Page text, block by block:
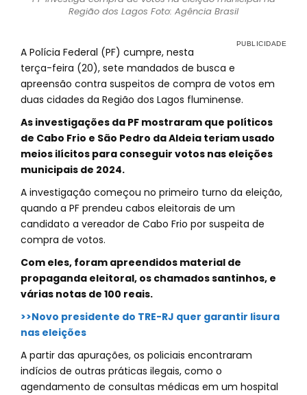
Região dos Lagos Foto: Agência Brasil
A Polícia Federal (PF) cumpre, nesta
terça-feira (20), sete mandados de busca e
apreensão contra suspeitos de compra de votos em
duas cidades da Região dos Lagos fluminense.
As investigações da PF mostraram que políticos
de Cabo Frio e São Pedro da Aldeia teriam usado
meios ilícitos para conseguir votos nas eleições
municipais de 2024.
A investigação começou no primeiro turno da eleição,
quando a PF prendeu cabos eleitorais de um
candidato a vereador de Cabo Frio por suspeita de
compra de votos.
Com eles, foram apreendidos material de
propaganda eleitoral, os chamados santinhos, e
várias notas de 100 reais.
>>Novo presidente do TRE-RJ quer garantir lisura
nas eleições
A partir das apurações, os policiais encontraram
indícios de outras práticas ilegais, como o
agendamento de consultas médicas em um hospital